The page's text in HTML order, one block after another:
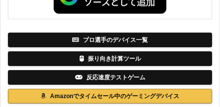
プロ選手のデバイス一覧
振り向き計算ツール
反応速度テストゲーム
Amazonでタイムセール中のゲーミングデバイス